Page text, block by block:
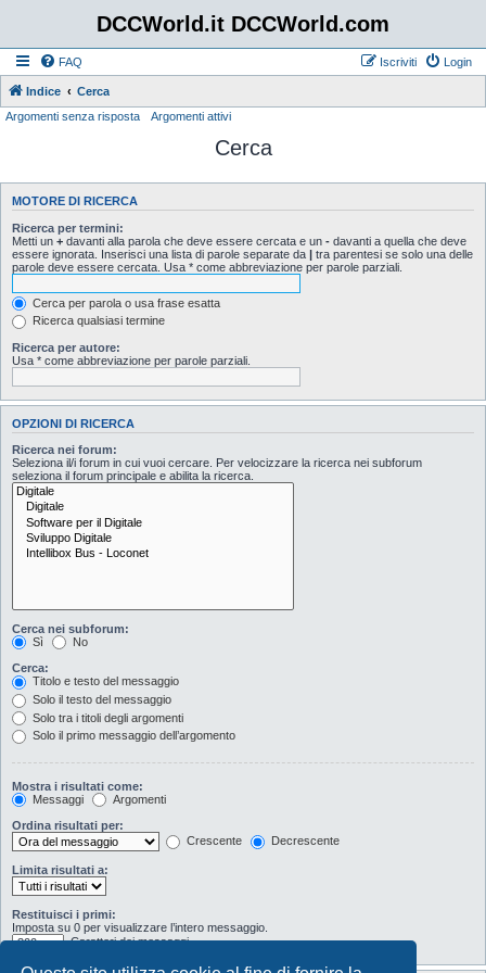
DCCWorld.it DCCWorld.com
FAQ Login
Iscriviti
Indice
Cerca
Argomenti senza risposta
Argomenti attivi
Cerca
MOTORE DI RICERCA
Ricerca per termini:
Metti un + davanti alla parola che deve essere cercata e un - davanti a quella che deve
essere ignorata. Inserisci una lista di parole separate da | tra parentesi se solo una delle
parole deve essere cercata. Usa * come abbreviazione per parole parziali.
Cerca per parola o usa frase esatta
Ricerca qualsiasi termine
Ricerca per autore:
Usa * come abbreviazione per parole parziali.
OPZIONI DI RICERCA
Ricerca nei forum:
Seleziona il/i forum in cui vuoi cercare. Per velocizzare la ricerca nei subforum
seleziona il forum principale e abilita la ricerca.
Cerca nei subforum:
Sì
No
Cerca:
Titolo e testo del messaggio
Solo il testo del messaggio
Solo tra i titoli degli argomenti
Solo il primo messaggio dell’argomento
Mostra i risultati come:
Messaggi
Argomenti
Ordina risultati per:
Crescente
Decrescente
Limita risultati a:
Restituisci i primi:
Imposta su 0 per visualizzare l’intero messaggio.
Caratteri dei messaggi